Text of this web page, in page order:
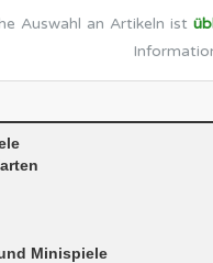
Auswahl an Artikeln ist
Minispiele